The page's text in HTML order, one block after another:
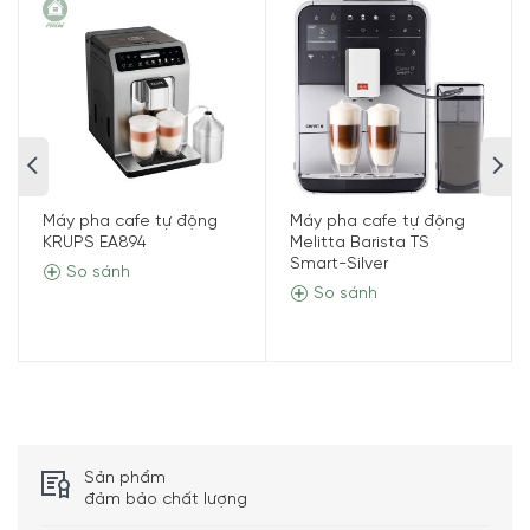
Máy pha cafe tự động
KRUPS EA894
So sánh
Máy pha cafe tự động
Melitta Barista TS
Smart-Silver
So sánh
Sản phẩm
đảm bảo chất lượng